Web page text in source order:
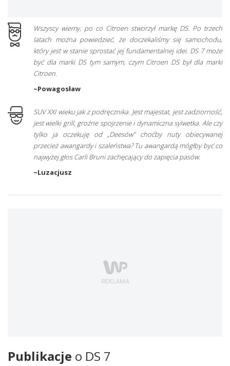
Wszyscy wiemy, po co Citroen stworzył markę DS. Po trzech
latach można powiedzieć, że doczekaliśmy się samochodu,
który jest w stanie sprostać jej fundamentalnej idei. DS 7 może
być dla marki DS tym samym, czym Citroen DS był dla marki
Citroen.
~Powagosław
SUV XXI wieku jak z podręcznika. Jest majestat, jest zadziorność,
jest wielki grill, groźne spojrzenie i dynamiczna sylwetka. Ale czy
tylko ja oczekuję od „Deesów” choćby nuty obiecywanej
przecież awangardy i szaleństwa? Tu awangardą mógłby być co
najwyżej głos Carli Bruni zachęcający do zapięcia pasów.
~Luzacjusz
Publikacje o DS 7